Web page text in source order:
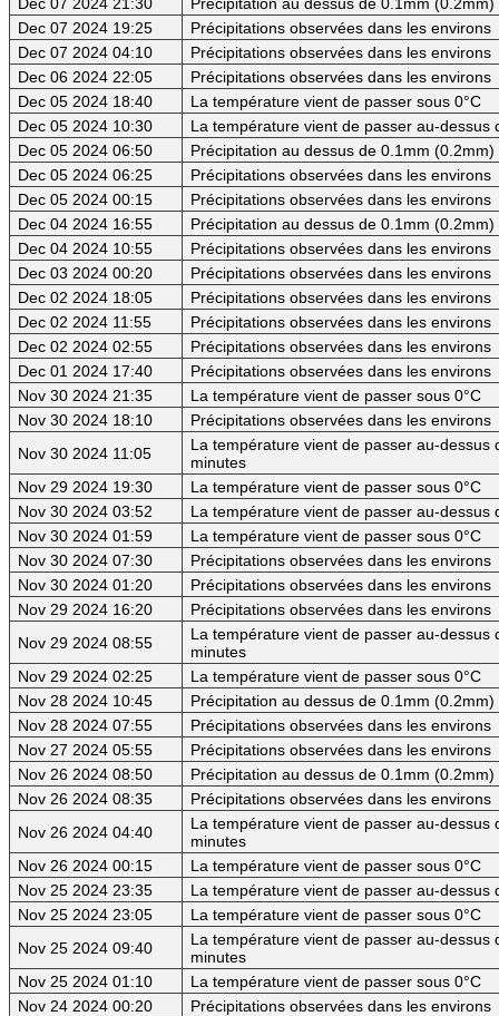
Dec 07 2024 19:25
Précipitations observées dans les environs
Dec 07 2024 04:10
Précipitations observées dans les environs
Dec 06 2024 22:05
Précipitations observées dans les environs
Dec 05 2024 18:40
La température vient de passer sous 0°C
Dec 05 2024 10:30
La température vient de passer au-dessus
Dec 05 2024 06:50
Précipitation au dessus de 0.1mm
Dec 05 2024 06:25
Précipitations observées dans les environs
Dec 05 2024 00:15
Précipitations observées dans les environs
Dec 04 2024 16:55
Précipitation au dessus de 0.1mm
Dec 04 2024 10:55
Précipitations observées dans les environs
Dec 03 2024 00:20
Précipitations observées dans les environs
Dec 02 2024 18:05
Précipitations observées dans les environs
Dec 02 2024 11:55
Précipitations observées dans les environs
Dec 02 2024 02:55
Précipitations observées dans les environs
Dec 01 2024 17:40
Précipitations observées dans les environs
Nov 30 2024 21:35
La température vient de passer sous 0°C
Nov 30 2024 18:10
Précipitations observées dans les environs
Nov 30 2024 11:05
La température vient de passer au-
minutes
Nov 29 2024 19:30
La température vient de passer sous 0°C
Nov 30 2024 03:52
La température vient de passer au-
Nov 30 2024 01:59
La température vient de passer sous 0°C
Nov 30 2024 07:30
Précipitations observées dans les environs
Nov 30 2024 01:20
Précipitations observées dans les environs
Nov 29 2024 16:20
Précipitations observées dans les environs
Nov 29 2024 08:55
La température vient de passer au-
minutes
Nov 29 2024 02:25
La température vient de passer sous 0°C
Nov 28 2024 10:45
Précipitation au dessus de 0.1mm
Nov 28 2024 07:55
Précipitations observées dans les environs
Nov 27 2024 05:55
Précipitations observées dans les environs
Nov 26 2024 08:50
Précipitation au dessus de 0.1mm
Nov 26 2024 08:35
Précipitations observées dans les environs
Nov 26 2024 04:40
La température vient de passer au-
minutes
Nov 26 2024 00:15
La température vient de passer sous 0°C
Nov 25 2024 23:35
La température vient de passer au-
Nov 25 2024 23:05
La température vient de passer sous 0°C
Nov 25 2024 09:40
La température vient de passer au-
minutes
Nov 25 2024 01:10
La température vient de passer sous 0°C
Nov 24 2024 00:20
Précipitations observées dans les environs